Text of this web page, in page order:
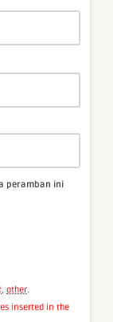
peramban ini
, other.
inserted in the